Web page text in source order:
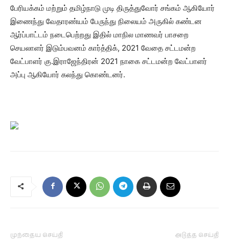
பேரியக்கம் மற்றும் தமிழ்நாடு முடி திருத்துவோர் சங்கம் ஆகியோர்
இணைந்து வேதாரண்யம் பேருந்து நிலையம் அருகில் கண்டன
ஆர்ப்பாட்டம் நடைபெற்றது இதில் மாநில மாணவர் பாசறை
செயலாளர் இடும்பவனம் கார்த்திக், 2021 வேதை சட்டமன்ற
வேட்பாளர் கு.இராஜேந்திரன் 2021 நாகை சட்டமன்ற வேட்பாளர்
அப்பு ஆகியோர் கலந்து கொண்டனர்.
முந்தைய செய்தி அடுத்த செய்தி